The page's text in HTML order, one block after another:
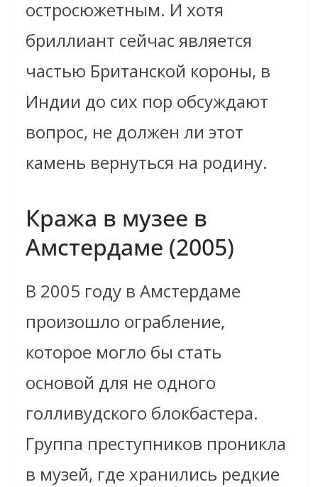
остросюжетным. И хотя
бриллиант сейчас является
частью Британской короны, в
Индии до сих пор обсуждают
вопрос, не должен ли этот
камень вернуться на родину.
Кража в музее в
Амстердаме (2005)
В 2005 году в Амстердаме
произошло ограбление,
которое могло бы стать
основой для не одного
голливудского блокбастера.
Группа преступников проникла
в музей, где хранились редкие